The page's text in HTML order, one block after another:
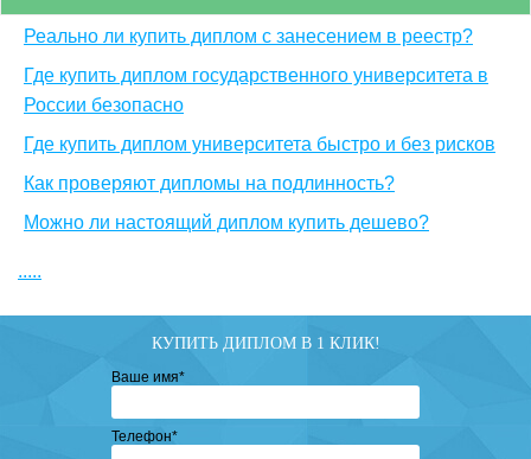
Реально ли купить диплом с занесением в реестр?
Где купить диплом государственного университета в
России безопасно
Где купить диплом университета быстро и без рисков
Как проверяют дипломы на подлинность?
Можно ли настоящий диплом купить дешево?
.....
КУПИТЬ ДИПЛОМ В 1 КЛИК!
Ваше имя*
Телефон*